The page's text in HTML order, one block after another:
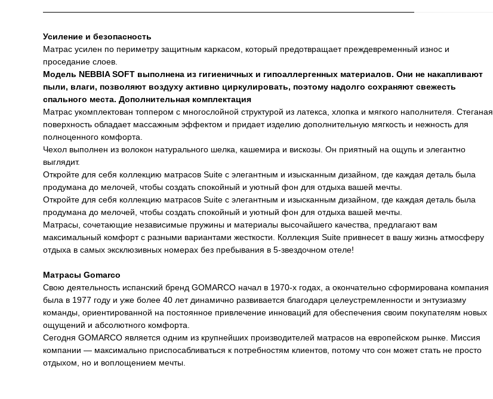
Усиление и безопасность
Матрас усилен по периметру защитным каркасом, который предотвращает преждевременный износ и
проседание слоев.
Модель NEBBIA SOFT выполнена из гигиеничных и гипоаллергенных материалов. Они не накапливают
пыли, влаги, позволяют воздуху активно циркулировать, поэтому надолго сохраняют свежесть
спального места. Дополнительная комплектация
Матрас укомплектован топпером с многослойной структурой из латекса, хлопка и мягкого наполнителя. Стеганая
поверхность обладает массажным эффектом и придает изделию дополнительную мягкость и нежность для
полноценного комфорта.
Чехол выполнен из волокон натурального шелка, кашемира и вискозы. Он приятный на ощупь и элегантно
выглядит.
Откройте для себя коллекцию матрасов Suite с элегантным и изысканным дизайном, где каждая деталь была
продумана до мелочей, чтобы создать спокойный и уютный фон для отдыха вашей мечты.
Откройте для себя коллекцию матрасов Suite с элегантным и изысканным дизайном, где каждая деталь была
продумана до мелочей, чтобы создать спокойный и уютный фон для отдыха вашей мечты.
Матрасы, сочетающие независимые пружины и материалы высочайшего качества, предлагают вам
максимальный комфорт с разными вариантами жесткости. Коллекция Suite привнесет в вашу жизнь атмосферу
отдыха в самых эксклюзивных номерах без пребывания в 5-звездочном отеле!
Матрасы Gomarco
Свою деятельность испанский бренд GOMARCO начал в 1970-х годах, а окончательно сформирована компания
была в 1977 году и уже более 40 лет динамично развивается благодаря целеустремленности и энтузиазму
команды, ориентированной на постоянное привлечение инноваций для обеспечения своим покупателям новых
ощущений и абсолютного комфорта.
Сегодня GOMARCO является одним из крупнейших производителей матрасов на европейском рынке. Миссия
компании — максимально приспосабливаться к потребностям клиентов, потому что сон может стать не просто
отдыхом, но и воплощением мечты.